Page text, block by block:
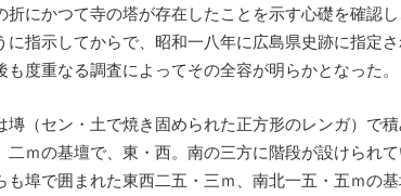
折にかつて寺の塔が存在したことを示す心礎を確認
に指示してからで、昭和一八年に広島県史跡に指定
度重なる調査によってその全容が明らかとなった。
塼（セン・土で焼き固められた正方形のレンガ）で
二ｍの基壇で、東・西。南の三方に階段が設けられ
も埠で囲まれた東西二五・三ｍ、南北一五・五ｍの